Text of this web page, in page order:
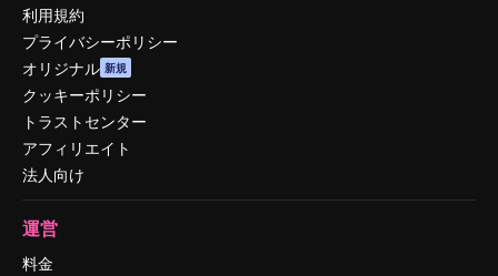
利用規約
プライバシーポリシー
オリジナル 新規
クッキーポリシー
トラストセンター
アフィリエイト
法人向け
運営
料金